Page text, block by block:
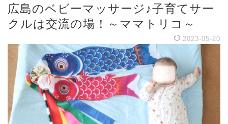
広島のベビーマッサージ♪子育てサー
クルは交流の場！～ママトリコ～
2023-05-20